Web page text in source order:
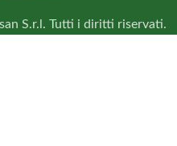
S.r.l. Tutti i diritti riservati.